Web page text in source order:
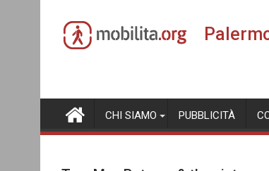
content
CHI SIAMO PUBBLICITÀ